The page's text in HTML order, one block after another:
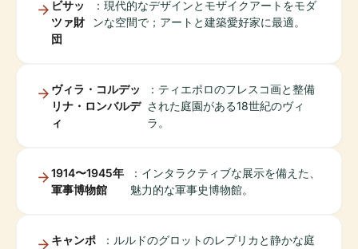
ビサッ
ツァ財
団
：現代的なデザインとモザイクアートをモダ
ンな空間で；アートと建築愛好家に最適。
ヴィラ・コルデッ
リナ・ロンバルデ
ィ
：ティエポロのフレスコ画と整備
された庭園がある18世紀のヴィ
ラ。
1914〜1945年
軍事博物館
：インタラクティブな展示を備えた、
魅力的な軍事史博物館。
キャンポ
：ルルドのグロットのレプリカと静かな庭